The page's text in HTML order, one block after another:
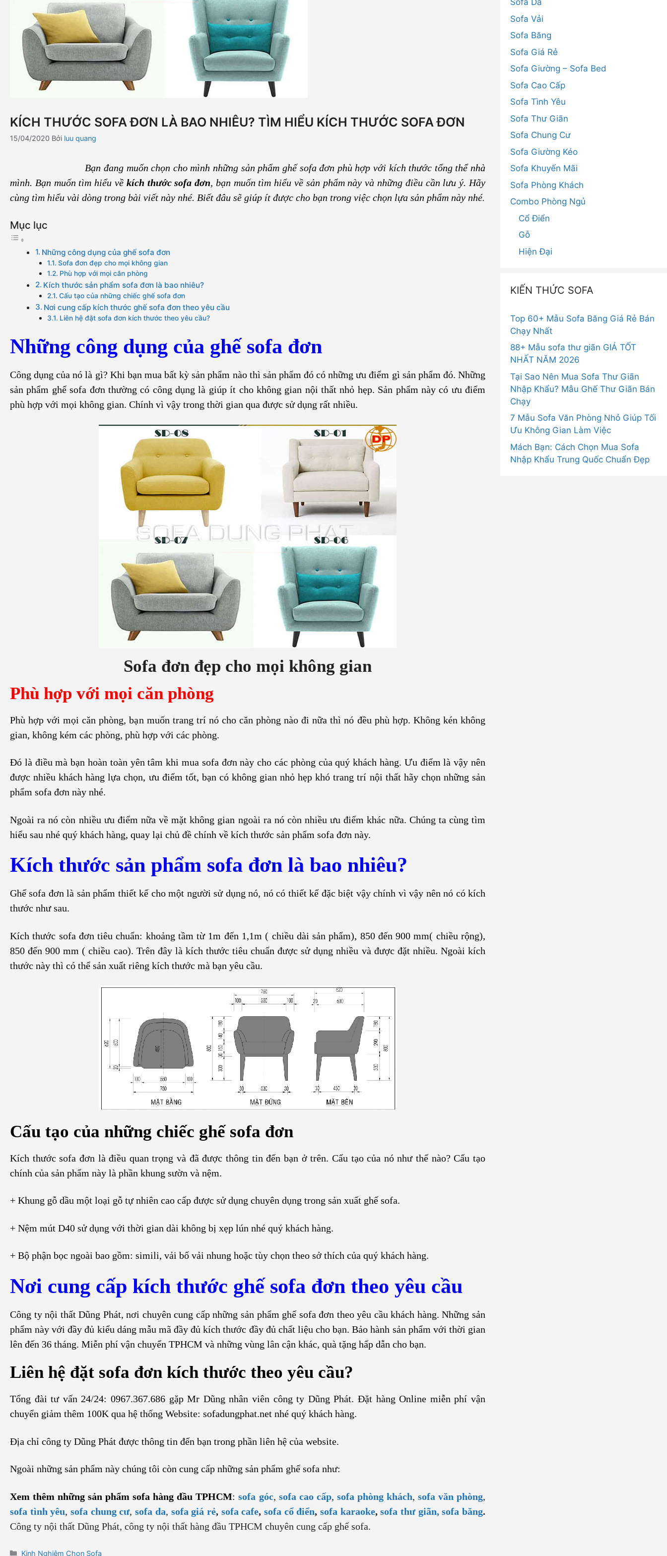
KÍCH THƯỚC SOFA ĐƠN LÀ BAO NHIÊU? TÌM HIỂU KÍCH THƯỚC SOFA ĐƠN
15/04/2020 Bởi luu quang
Bạn đang muốn chọn cho mình những sản phẩm ghế sofa đơn phù hợp với kích thước tổng thể nhà
mình. Bạn muốn tìm hiểu về kích thước sofa đơn, bạn muốn tìm hiểu về sản phẩm này và những điều cần lưu ý. Hãy
cùng tìm hiểu vài dòng trong bài viết này nhé. Biết đâu sẽ giúp ít được cho bạn trong việc chọn lựa sản phẩm này nhé.
Mục lục
Những công dụng của ghế sofa đơn
Sofa đơn đẹp cho mọi không gian
Phù hợp với mọi căn phòng
Kích thước sản phẩm sofa đơn là bao nhiêu?
Cấu tạo của những chiếc ghế sofa đơn
Nơi cung cấp kích thước ghế sofa đơn theo yêu cầu
Liên hệ đặt sofa đơn kích thước theo yêu cầu?
Những công dụng của ghế sofa đơn
Công dụng của nó là gì? Khi bạn mua bất kỳ sản phẩm nào thì sản phẩm đó có những ưu điểm gì sản phẩm đó. Những
sản phẩm ghế sofa đơn thường có công dụng là giúp ít cho không gian nội thất nhỏ hẹp. Sản phẩm này có ưu điểm
phù hợp với mọi không gian. Chính vì vậy trong thời gian qua được sử dụng rất nhiều.
Sofa đơn đẹp cho mọi không gian
Phù hợp với mọi căn phòng
Phù hợp với mọi căn phòng, bạn muốn trang trí nó cho căn phòng nào đi nữa thì nó đều phù hợp. Không kén không
gian, không kém các phòng, phù hợp với các phòng.
Đó là điều mà bạn hoàn toàn yên tâm khi mua sofa đơn này cho các phòng của quý khách hàng. Ưu điểm là vậy nên
được nhiều khách hàng lựa chọn, ưu điểm tốt, bạn có không gian nhỏ hẹp khó trang trí nội thất hãy chọn những sản
phẩm sofa đơn này nhé.
Ngoài ra nó còn nhiều ưu điểm nữa về mặt không gian ngoài ra nó còn nhiều ưu điểm khác nữa. Chúng ta cùng tìm
hiểu sau nhé quý khách hàng, quay lại chủ đề chính về kích thước sản phẩm sofa đơn này.
Kích thước sản phẩm sofa đơn là bao nhiêu?
Ghế sofa đơn là sản phẩm thiết kế cho một người sử dụng nó, nó có thiết kế đặc biệt vậy chính vì vậy nên nó có kích
thước như sau.
Kích thước sofa đơn tiêu chuẩn: khoảng tầm từ 1m đến 1,1m ( chiều dài sản phẩm), 850 đến 900 mm( chiều rộng),
850 đến 900 mm ( chiều cao). Trên đây là kích thước tiêu chuẩn được sử dụng nhiều và được đặt nhiều. Ngoài kích
thước này thì có thể sản xuất riêng kích thước mà bạn yêu cầu.
Cấu tạo của những chiếc ghế sofa đơn
Kích thước sofa đơn là điều quan trọng và đã được thông tin đến bạn ở trên. Cấu tạo của nó như thế nào? Cấu tạo
chính của sản phẩm này là phần khung sườn và nệm.
+ Khung gỗ dầu một loại gỗ tự nhiên cao cấp được sử dụng chuyên dụng trong sản xuất ghế sofa.
+ Nệm mút D40 sử dụng với thời gian dài không bị xẹp lún nhé quý khách hàng.
+ Bộ phận bọc ngoài bao gồm: simili, vải bố vải nhung hoặc tùy chọn theo sở thích của quý khách hàng.
Nơi cung cấp kích thước ghế sofa đơn theo yêu cầu
Công ty nội thất Dũng Phát, nơi chuyên cung cấp những sản phẩm ghế sofa đơn theo yêu cầu khách hàng. Những sản
phẩm này với đầy đủ kiểu dáng mẫu mã đầy đủ kích thước đầy đủ chất liệu cho bạn. Bảo hành sản phẩm với thời gian
lên đến 36 tháng. Miễn phí vận chuyển TPHCM và những vùng lân cận khác, quà tặng hấp dẫn cho bạn.
Liên hệ đặt sofa đơn kích thước theo yêu cầu?
Tổng đài tư vấn 24/24: 0967.367.686 gặp Mr Dũng nhân viên công ty Dũng Phát. Đặt hàng Online miễn phí vận
chuyển giảm thêm 100K qua hệ thống Website: sofadungphat.net nhé quý khách hàng.
Địa chỉ công ty Dũng Phát được thông tin đến bạn trong phần liên hệ của website.
Ngoài những sản phẩm này chúng tôi còn cung cấp những sản phẩm ghế sofa như:
Xem thêm những sản phẩm sofa hàng đầu TPHCM: sofa góc, sofa cao cấp, sofa phòng khách, sofa văn phòng,
sofa tình yêu,sofa chung cư,sofa da, sofa giá rẻ, sofa cafe, sofa cổ điển, sofa karaoke,sofa thư giãn, sofa băng.
Công ty nội thất Dũng Phát, công ty nội thất hàng đầu TPHCM chuyên cung cấp ghế sofa.
Danh
Kinh Nghiệm Chọn Sofa
Sofa Da
Sofa Vải
Sofa Băng
Sofa Giá Rẻ
Sofa Giường – Sofa Bed
Sofa Cao Cấp
Sofa Tình Yêu
Sofa Thư Giãn
Sofa Chung Cư
Sofa Giường Kéo
Sofa Khuyến Mãi
Sofa Phòng Khách
Combo Phòng Ngủ
Cổ Điển
Gỗ
Hiện Đại
KIẾN THỨC SOFA
Top 60+ Mẫu Sofa Băng Giá Rẻ Bán
Chạy Nhất
88+ Mẫu sofa thư giãn GIÁ TỐT
NHẤT NĂM 2026
Tại Sao Nên Mua Sofa Thư Giãn
Nhập Khẩu? Mẫu Ghế Thư Giãn Bán
Chạy
7 Mẫu Sofa Văn Phòng Nhỏ Giúp Tối
Ưu Không Gian Làm Việc
Mách Bạn: Cách Chọn Mua Sofa
Nhập Khẩu Trung Quốc Chuẩn Đẹp